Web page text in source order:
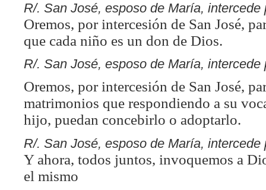
R/. San José, esposo de María, intercede
Oremos, por intercesión de San José,
que cada niño es un don de Dios.
R/. San José, esposo de María, intercede
Oremos, por intercesión de San José,
matrimonios que respondiendo a su
hijo, puedan concebirlo o adoptarlo.
R/. San José, esposo de María, intercede
Y ahora, todos juntos, invoquemos a
el mismo